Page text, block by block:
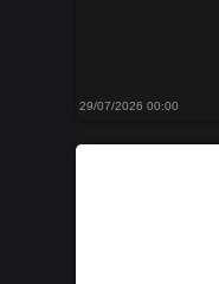
29/07/2026 00:00